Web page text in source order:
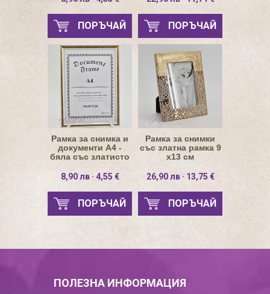
ПОРЪЧАЙ ПОРЪЧАЙ
Рамка за снимка и
документи А4 -
бяла със златисто
8,90 лв · 4,55 €
ПОРЪЧАЙ
Рамка за снимки
със златна рамка 9
х13 см
26,90 лв · 13,75 €
ПОРЪЧАЙ
ПОЛЕЗНА ИНФОРМАЦИЯ